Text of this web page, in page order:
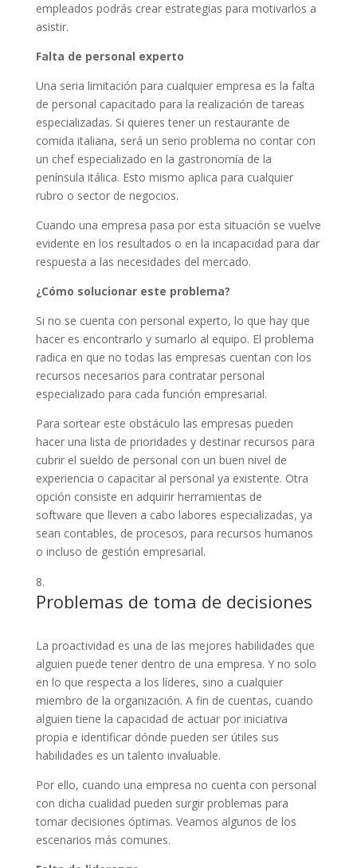
empleados podrás crear estrategias para motivarlos a
asistir.
Falta de personal experto
Una seria limitación para cualquier empresa es la falta
de personal capacitado para la realización de tareas
especializadas. Si quieres tener un restaurante de
comida italiana, será un serio problema no contar con
un chef especializado en la gastronomía de la
península itálica. Esto mismo aplica para cualquier
rubro o sector de negocios.
Cuando una empresa pasa por esta situación se vuelve
evidente en los resultados o en la incapacidad para dar
respuesta a las necesidades del mercado.
¿Cómo solucionar este problema?
Si no se cuenta con personal experto, lo que hay que
hacer es encontrarlo y sumarlo al equipo. El problema
radica en que no todas las empresas cuentan con los
recursos necesarios para contratar personal
especializado para cada función empresarial.
Para sortear este obstáculo las empresas pueden
hacer una lista de prioridades y destinar recursos para
cubrir el sueldo de personal con un buen nivel de
experiencia o capacitar al personal ya existente. Otra
opción consiste en adquirir herramientas de
software que lleven a cabo labores especializadas, ya
sean contables, de procesos, para recursos humanos
o incluso de gestión empresarial.
Problemas de toma de decisiones
La proactividad es una de las mejores habilidades que
alguien puede tener dentro de una empresa. Y no solo
en lo que respecta a los líderes, sino a cualquier
miembro de la organización. A fin de cuentas, cuando
alguien tiene la capacidad de actuar por iniciativa
propia e identificar dónde pueden ser útiles sus
habilidades es un talento invaluable.
Por ello, cuando una empresa no cuenta con personal
con dicha cualidad pueden surgir problemas para
tomar decisiones óptimas. Veamos algunos de los
escenarios más comunes.